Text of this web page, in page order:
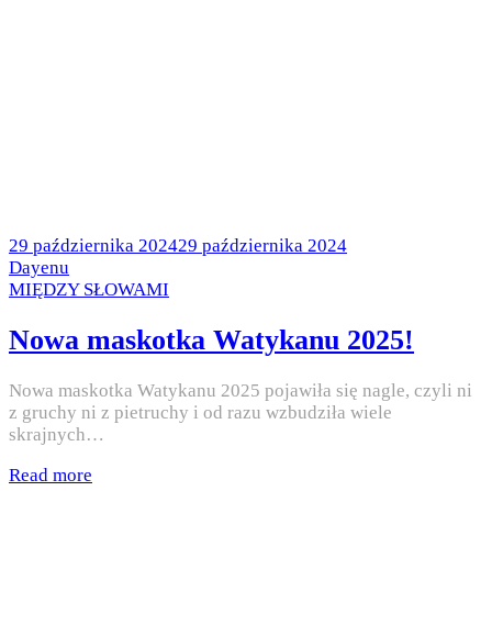
Posted
on
29 października 202429 października 2024
by
Dayenu
Posted
MIĘDZY SŁOWAMI
Nowa maskotka Watykanu 2025!
Nowa maskotka Watykanu 2025 pojawiła się nagle, czyli ni
z gruchy ni z pietruchy i od razu wzbudziła wiele
skrajnych…
Read more